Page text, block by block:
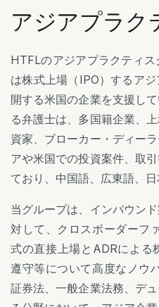
アジアプラク
HTFLのアジアプラクティ
は株式上場（IPO）するア
開する米国の企業を支援し
る弁護士は、多国籍企業、
資家、ブローカー・ディー
アや米国での投資案件、取
ており、中国語、広東語、日
当グループは、インバウン
対して、クロスボーダーフ
式の直接上場とADRによる
遵守等について高度なノウ
証券法、一般企業法務、デ